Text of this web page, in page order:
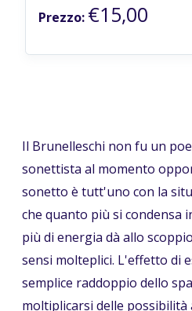
Prezzo: €15,00
Il Brunelleschi non fu un
sonettista al momento
sonetto è tutt'uno con la
che quanto più si condensa
più di energia dà allo
sensi molteplici. L'effetto di
semplice raddoppio dello
moltiplicarsi delle possibilità